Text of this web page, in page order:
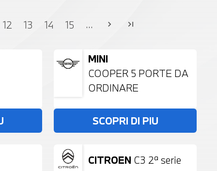
12 13 14 15 ... chevron_right last_page
MINI
COOPER 5 PORTE DA
ORDINARE
SCOPRI DI PIU
CITROEN C3 2ª serie
Usato 19 Foto